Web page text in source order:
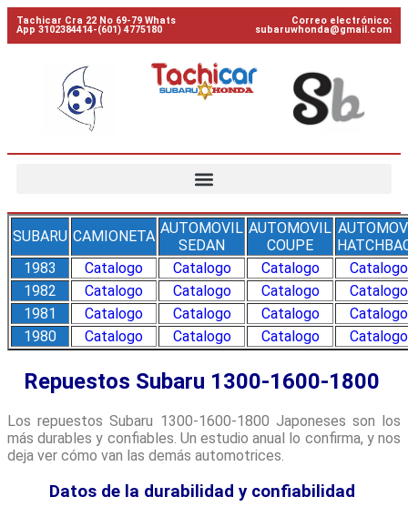
Tachicar Cra 22 No 69-79 Whats
App 3102384414-(601) 4775180
Correo electrónico:
subaruwhonda@gmail.com
SUBARU CAMIONETA AUTOMOVIL
SEDAN
AUTOMOVIL
COUPE
1983
Catalogo Catalogo Catalogo
Catalogo
1982
Catalogo Catalogo Catalogo
Catalogo
1981
Catalogo Catalogo Catalogo
Catalogo
1980
Catalogo Catalogo Catalogo Catalogo
Repuestos Subaru 1300-1600-1800
Los repuestos Subaru 1300-1600-1800 Japoneses son los
más durables y confiables. Un estudio anual lo confirma, y nos
deja ver cómo van las demás automotrices.
Datos de la durabilidad y confiabilidad